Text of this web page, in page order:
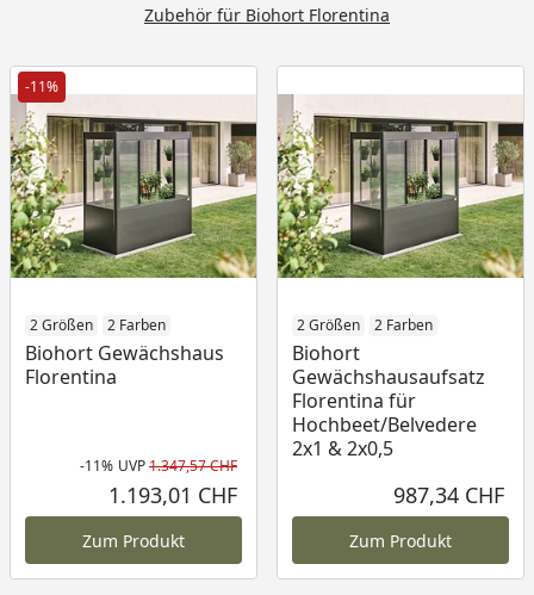
Zubehör für Biohort Florentina
-11%
2 Größen 2 Farben
Biohort Gewächshaus
Florentina
Rabatt in Prozent
-11%
Ursprünglicher Preis
UVP1.347,57 CHF
1.193,01 CHF
Zum Produkt
2 Größen 2 Farben
Biohort
Gewächshausaufsatz
Florentina für
Hochbeet/Belvedere
2x1 & 2x0,5
987,34 CHF
Zum Produkt